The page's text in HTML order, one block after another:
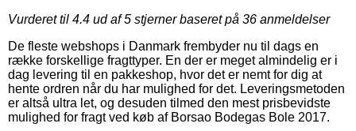
Vurderet til 4.4 ud af 5 stjerner baseret på 36 anmeldelser
De fleste webshops i Danmark frembyder nu til dags en
række forskellige fragttyper. En der er meget almindelig er i
dag levering til en pakkeshop, hvor det er nemt for dig at
hente ordren når du har mulighed for det. Leveringsmetoden
er altså ultra let, og desuden tilmed den mest prisbevidste
mulighed for fragt ved køb af Borsao Bodegas Bole 2017.